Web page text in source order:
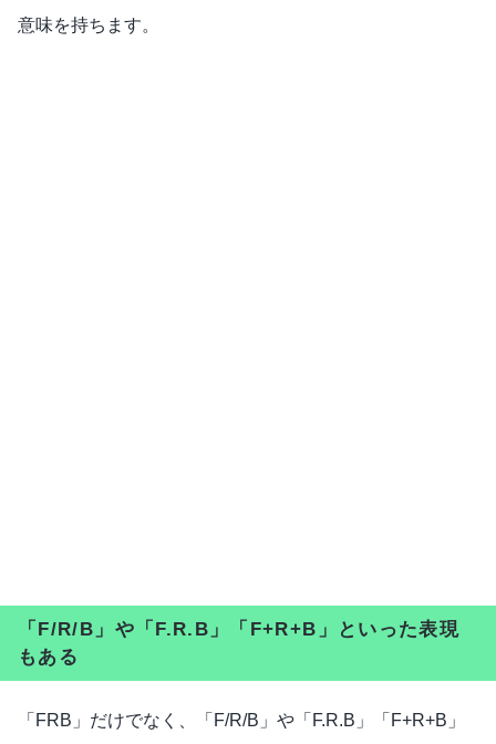
意味を持ちます。
「F/R/B」や「F.R.B」「F+R+B」といった表現
もある
「FRB」だけでなく、「F/R/B」や「F.R.B」「F+R+B」